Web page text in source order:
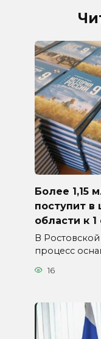
Более 1,15
поступит в
области к
В
процесс
16